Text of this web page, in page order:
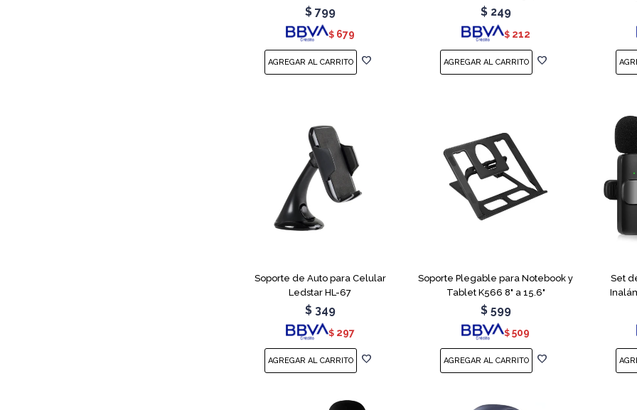
$ 799
$ 679
$ 249
$ 212
Soporte de Auto para Celular
Ledstar HL-67
$ 349
$ 297
Soporte Plegable para Notebook y
Tablet K566 8" a 15.6"
$ 599
$ 509
Set